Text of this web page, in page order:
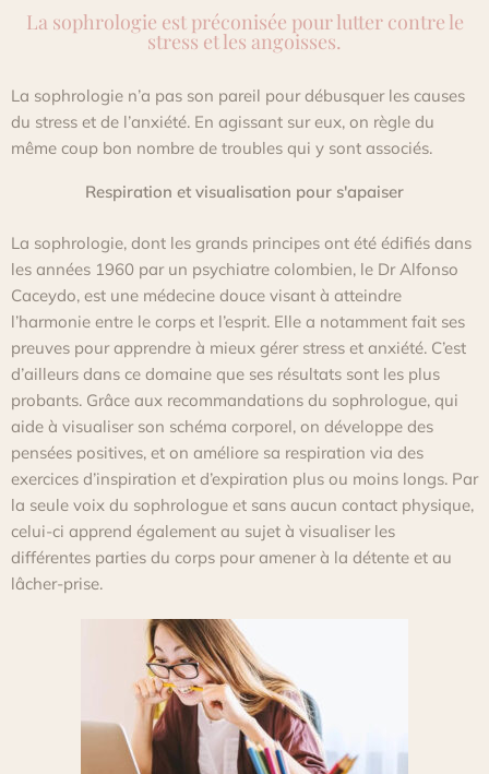
La sophrologie est préconisée pour lutter contre le
stress et les angoisses.
La sophrologie n’a pas son pareil pour débusquer les causes
du stress et de l’anxiété. En agissant sur eux, on règle du
même coup bon nombre de troubles qui y sont associés.
Respiration et visualisation pour s'apaiser
La sophrologie, dont les grands principes ont été édifiés dans
les années 1960 par un psychiatre colombien, le Dr Alfonso
Caceydo, est une médecine douce visant à atteindre
l’harmonie entre le corps et l’esprit. Elle a notamment fait ses
preuves pour apprendre à mieux gérer stress et anxiété. C’est
d’ailleurs dans ce domaine que ses résultats sont les plus
probants. Grâce aux recommandations du sophrologue, qui
aide à visualiser son schéma corporel, on développe des
pensées positives, et on améliore sa respiration via des
exercices d’inspiration et d’expiration plus ou moins longs. Par
la seule voix du sophrologue et sans aucun contact physique,
celui-ci apprend également au sujet à visualiser les
différentes parties du corps pour amener à la détente et au
lâcher-prise.